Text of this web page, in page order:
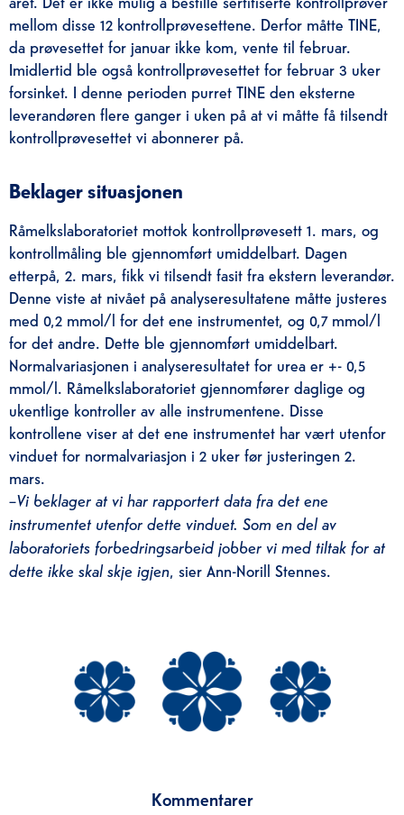
mellom disse 12 kontrollprøvesettene. Derfor måtte TINE,
da prøvesettet for januar ikke kom, vente til februar.
Imidlertid ble også kontrollprøvesettet for februar 3 uker
forsinket. I denne perioden purret TINE den eksterne
leverandøren flere ganger i uken på at vi måtte få tilsendt
kontrollprøvesettet vi abonnerer på.
Beklager situasjonen
Råmelkslaboratoriet mottok kontrollprøvesett 1. mars, og
kontrollmåling ble gjennomført umiddelbart. Dagen
etterpå, 2. mars, fikk vi tilsendt fasit fra ekstern leverandør.
Denne viste at nivået på analyseresultatene måtte justeres
med 0,2 mmol/l for det ene instrumentet, og 0,7 mmol/l
for det andre. Dette ble gjennomført umiddelbart.
Normalvariasjonen i analyseresultatet for urea er +- 0,5
mmol/l. Råmelkslaboratoriet gjennomfører daglige og
ukentlige kontroller av alle instrumentene. Disse
kontrollene viser at det ene instrumentet har vært utenfor
vinduet for normalvariasjon i 2 uker før justeringen 2.
mars.
–Vi beklager at vi har rapportert data fra det ene
instrumentet utenfor dette vinduet. Som en del av
laboratoriets forbedringsarbeid jobber vi med tiltak for at
dette ikke skal skje igjen , sier Ann-Norill Stennes.
Kommentarer